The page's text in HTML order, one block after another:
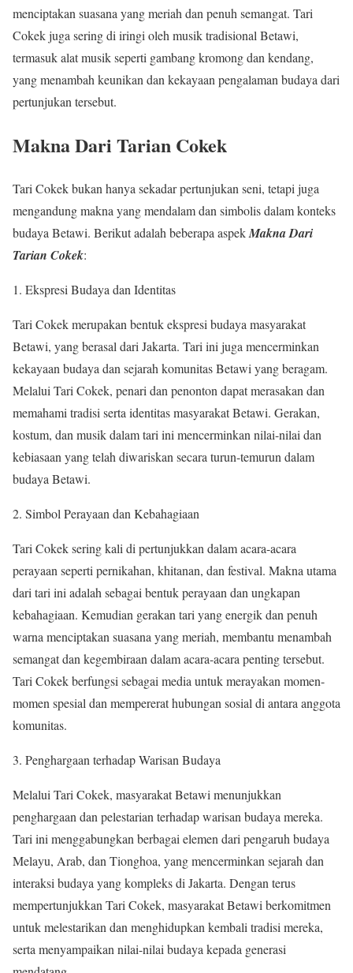
menciptakan suasana yang meriah dan penuh semangat. Tari
Cokek juga sering di iringi oleh musik tradisional Betawi,
termasuk alat musik seperti gambang kromong dan kendang,
yang menambah keunikan dan kekayaan pengalaman budaya dari
pertunjukan tersebut.
Makna Dari Tarian Cokek
Tari Cokek bukan hanya sekadar pertunjukan seni, tetapi juga
mengandung makna yang mendalam dan simbolis dalam konteks
budaya Betawi. Berikut adalah beberapa aspekMakna Dari
Tarian Cokek:
1. Ekspresi Budaya dan Identitas
Tari Cokek merupakan bentuk ekspresi budaya masyarakat
Betawi, yang berasal dari Jakarta. Tari ini juga mencerminkan
kekayaan budaya dan sejarah komunitas Betawi yang beragam.
Melalui Tari Cokek, penari dan penonton dapat merasakan dan
memahami tradisi serta identitas masyarakat Betawi. Gerakan,
kostum, dan musik dalam tari ini mencerminkan nilai-nilai dan
kebiasaan yang telah diwariskan secara turun-temurun dalam
budaya Betawi.
2. Simbol Perayaan dan Kebahagiaan
Tari Cokek sering kali di pertunjukkan dalam acara-acara
perayaan seperti pernikahan, khitanan, dan festival. Makna utama
dari tari ini adalah sebagai bentuk perayaan dan ungkapan
kebahagiaan. Kemudian gerakan tari yang energik dan penuh
warna menciptakan suasana yang meriah, membantu menambah
semangat dan kegembiraan dalam acara-acara penting tersebut.
Tari Cokek berfungsi sebagai media untuk merayakan momen-
momen spesial dan mempererat hubungan sosial di antara anggota
komunitas.
3. Penghargaan terhadap Warisan Budaya
Melalui Tari Cokek, masyarakat Betawi menunjukkan
penghargaan dan pelestarian terhadap warisan budaya mereka.
Tari ini menggabungkan berbagai elemen dari pengaruh budaya
Melayu, Arab, dan Tionghoa, yang mencerminkan sejarah dan
interaksi budaya yang kompleks di Jakarta. Dengan terus
mempertunjukkan Tari Cokek, masyarakat Betawi berkomitmen
untuk melestarikan dan menghidupkan kembali tradisi mereka,
serta menyampaikan nilai-nilai budaya kepada generasi